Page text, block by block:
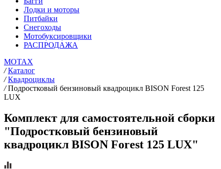
Лодки и моторы
Питбайки
Снегоходы
Мотобуксировщики
РАСПРОДАЖА
MOTAX
/ Каталог
/ Квадроциклы
/ Подростковый бензиновый квадроцикл BISON Forest 125
LUX
Комплект для самостоятельной сборки
"Подростковый бензиновый
квадроцикл BISON Forest 125 LUX"